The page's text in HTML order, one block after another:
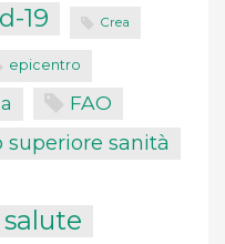
19 Crea
epicentro
FAO
superiore sanità